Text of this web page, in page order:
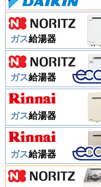
ガス給湯器
ガス給湯器
ガス給湯器
ガス給湯器